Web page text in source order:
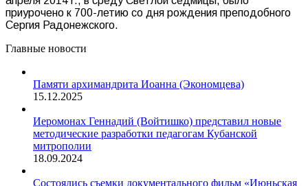
приурочено к 700-летию со дня рождения преподобного
Сергия Радонежского.
Главные новости
Памяти архимандрита Иоанна (Экономцева)
15.12.2025
Иеромонах Геннадий (Войтишко) представил новые
методические разработки педагогам Кубанской
митрополии
18.09.2024
Состоялись съемки документального фильм «Июньская